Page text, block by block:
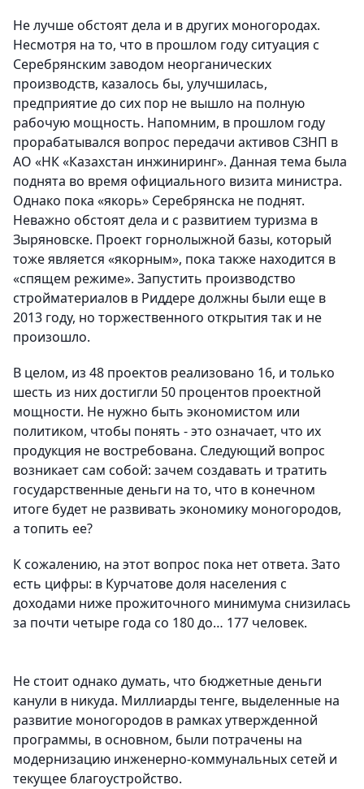
Не лучше обстоят дела и в других моногородах.
Несмотря на то, что в прошлом году ситуация с
Серебрянским заводом неорганических
производств, казалось бы, улучшилась,
предприятие до сих пор не вышло на полную
рабочую мощность. Напомним, в прошлом году
прорабатывался вопрос передачи активов СЗНП в
АО «НК «Казахстан инжиниринг». Данная тема была
поднята во время официального визита министра.
Однако пока «якорь» Серебрянска не поднят.
Неважно обстоят дела и с развитием туризма в
Зыряновске. Проект горнолыжной базы, который
тоже является «якорным», пока также находится в
«спящем режиме». Запустить производство
стройматериалов в Риддере должны были еще в
2013 году, но торжественного открытия так и не
произошло.
В целом, из 48 проектов реализовано 16, и только
шесть из них достигли 50 процентов проектной
мощности. Не нужно быть экономистом или
политиком, чтобы понять - это означает, что их
продукция не востребована. Следующий вопрос
возникает сам собой: зачем создавать и тратить
государственные деньги на то, что в конечном
итоге будет не развивать экономику моногородов,
а топить ее?
К сожалению, на этот вопрос пока нет ответа. Зато
есть цифры: в Курчатове доля населения с
доходами ниже прожиточного минимума снизилась
за почти четыре года со 180 до… 177 человек.
Не стоит однако думать, что бюджетные деньги
канули в никуда. Миллиарды тенге, выделенные на
развитие моногородов в рамках утвержденной
программы, в основном, были потрачены на
модернизацию инженерно-коммунальных сетей и
текущее благоустройство.